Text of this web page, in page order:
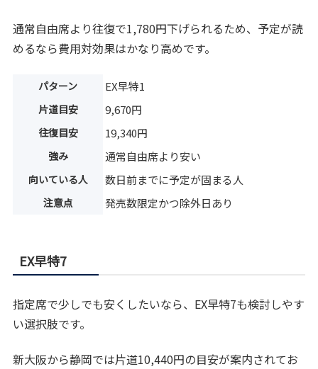
通常自由席より往復で1,780円下げられるため、予定が読
めるなら費用対効果はかなり高めです。
パターン EX早特1
片道目安 9,670円
往復目安 19,340円
強み 通常自由席より安い
向いている人 数日前までに予定が固まる人
注意点 発売数限定かつ除外日あり
EX早特7
指定席で少しでも安くしたいなら、EX早特7も検討しやす
い選択肢です。
新大阪から静岡では片道10,440円の目安が案内されてお